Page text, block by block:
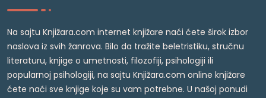
Na sajtu Knjižara.com internet knjižare naći ćete širok izbor
naslova iz svih žanrova. Bilo da tražite beletristiku, stručnu
literaturu, knjige o umetnosti, filozofiji, psihologiji ili
popularnoj psihologiji, na sajtu Knjižara.com online knjižare
ćete naći sve knjige koje su vam potrebne. U našoj ponudi